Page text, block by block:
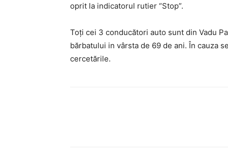
oprit la indicatorul rutier “Stop”.
Toți cei 3 conducători auto sunt din Vadu
bărbatului in vârsta de 69 de ani. În cauza
cercetările.